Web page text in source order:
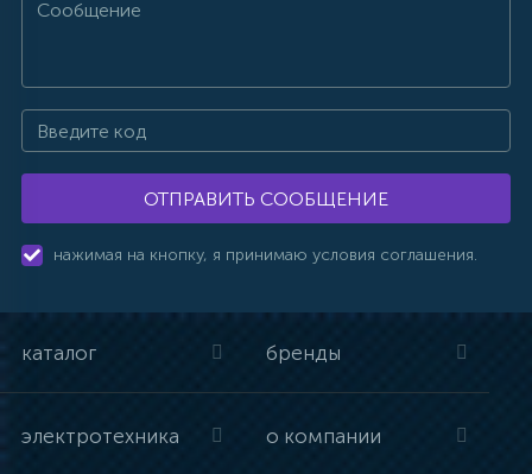
ОТПРАВИТЬ СООБЩЕНИЕ
нажимая на кнопку, я принимаю условия соглашения.
каталог бренды
электротехника о компании